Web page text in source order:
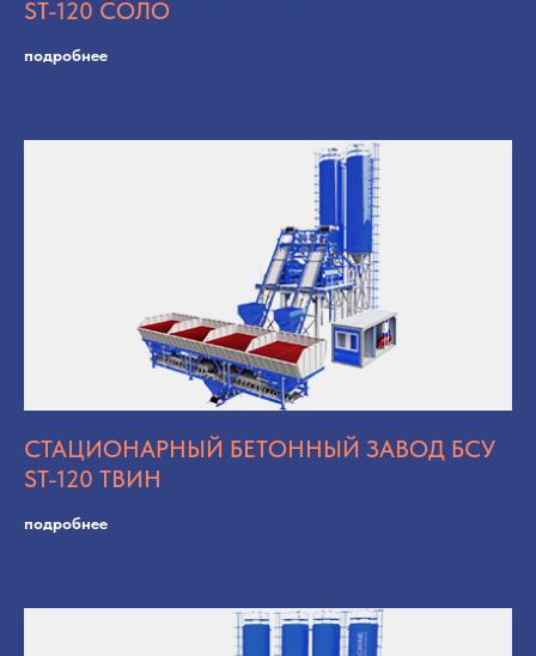
ST-120 СОЛО
подробнее
СТАЦИОНАРНЫЙ БЕТОННЫЙ ЗАВОД БСУ
ST-120 ТВИН
подробнее
Рассчитаем